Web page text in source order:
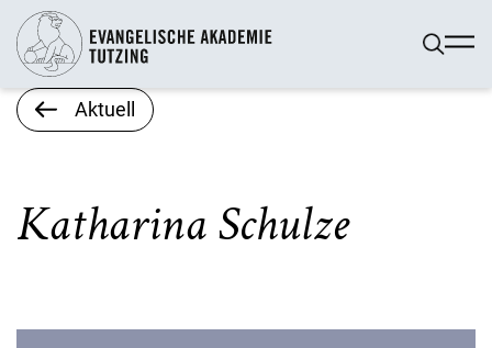
Aktuell
Katharina Schulze